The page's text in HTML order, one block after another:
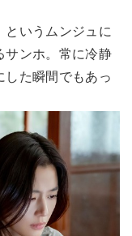
というムンジュに
サンホ。常に冷静
した瞬間でもあっ